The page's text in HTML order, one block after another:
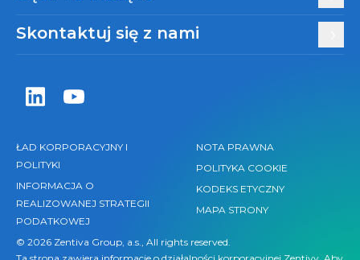
Zentiva LinkedIn
Zentiva YouTube
Skontaktuj się z nami
ŁAD KORPORACYJNY I
POLITYKI
INFORMACJA O
REALIZOWANEJ STRATEGII
PODATKOWEJ
NOTA PRAWNA
POLITYKA COOKIE
KODEKS ETYCZNY
MAPA STRONY
© 2026 Zentiva Group, a.s., All rights reserved.